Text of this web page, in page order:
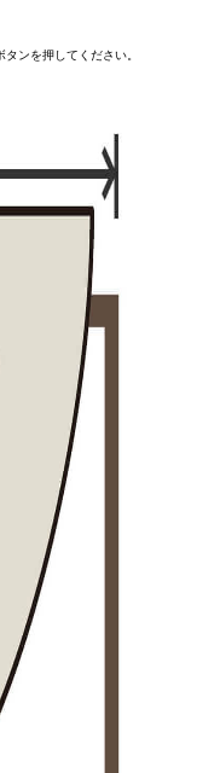
ンを押してください。